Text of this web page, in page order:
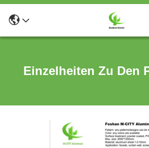
Einzelheiten Zu Den